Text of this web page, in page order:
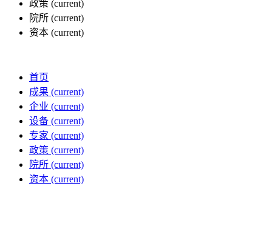
政策 (current)
院所 (current)
资本 (current)
首页
成果 (current)
企业 (current)
设备 (current)
专家 (current)
政策 (current)
院所 (current)
资本 (current)